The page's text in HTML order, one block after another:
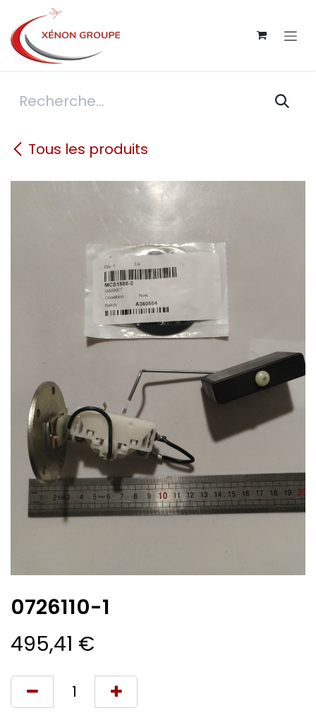
Se rendre au contenu
Tous les produits
0726110-1
495,41 €